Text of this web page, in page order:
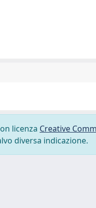
licenza Creative
diversa indicazione.